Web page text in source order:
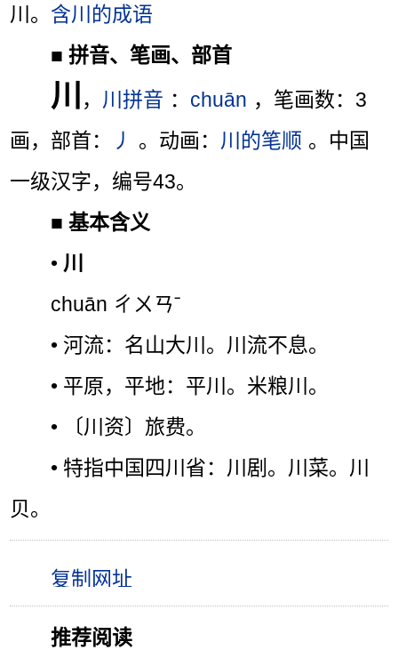
川。 含川的成语
■拼音、笔画、部首
川 ， 川拼音 ： chuān ，笔画数：3
画，部首：
丿 。动画： 川的笔顺 。中国
一级汉字，编号43。
■基本含义
• 川
chuān ㄔㄨㄢˉ
• 河流：名山大川。川流不息。
• 平原，平地：平川。米粮川。
• 〔川资〕旅费。
• 特指中国四川省：川剧。川菜。川
贝。
推荐阅读